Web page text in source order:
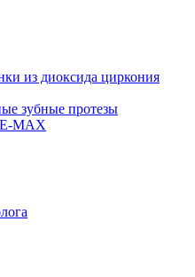
из диоксида циркония
зубные протезы
E-MAX